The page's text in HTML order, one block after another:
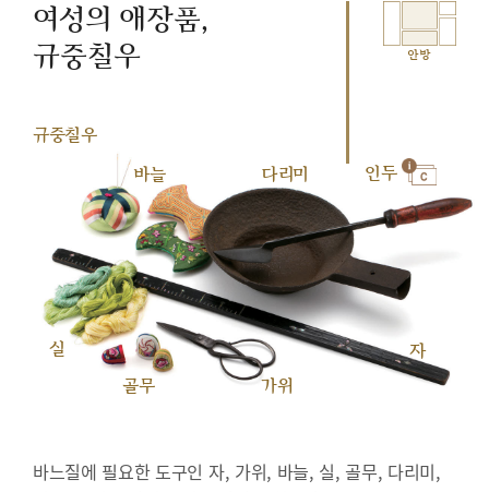
여성의 애장품,
규중칠우
안방
규중칠우
바늘
다리미 인두
실
골무
가위
자
바느질에 필요한 도구인 자, 가위, 바늘, 실, 골무, 다리미,